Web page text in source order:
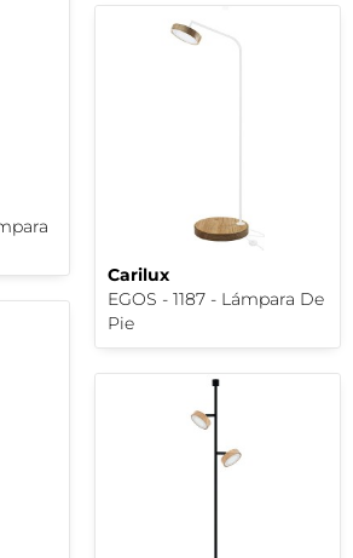
Carilux
EGOS - 1187 - Lámpara De
Pie